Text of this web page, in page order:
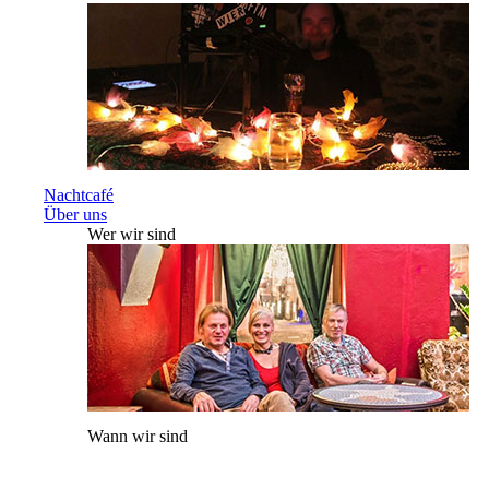
Nachtcafé
Über uns
Wer wir sind
Wann wir sind